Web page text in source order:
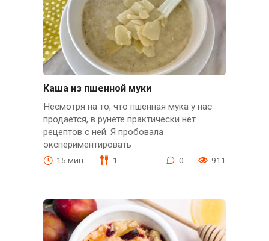
Каша из пшенной муки
Несмотря на то, что пшенная мука у нас
продается, в рунете практически нет
рецептов с ней. Я пробовала
экспериментировать
15 мин. 1 0 911